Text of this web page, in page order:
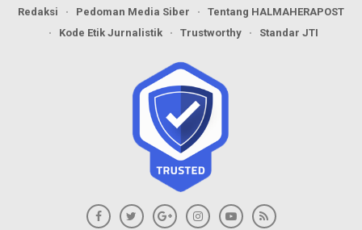
Redaksi Pedoman Media Siber
Tentang HALMAHERAPOST
Kode Etik Jurnalistik
Trustworthy Standar JTI